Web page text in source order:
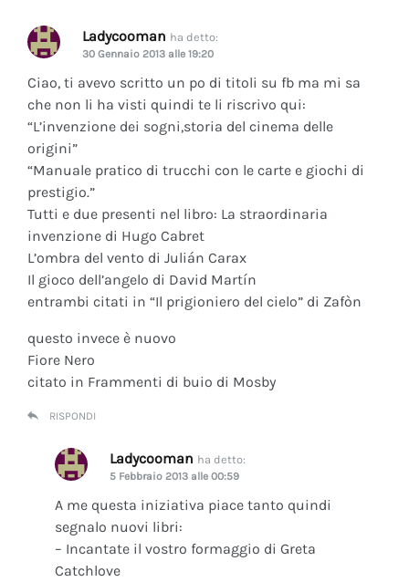
Ladycooman ha detto:
30 Gennaio 2013 alle 19:20
Ciao, ti avevo scritto un po di titoli su fb ma mi sa
che non li ha visti quindi te li riscrivo qui:
“L’invenzione dei sogni,storia del cinema delle
origini”
“Manuale pratico di trucchi con le carte e giochi di
prestigio.”
Tutti e due presenti nel libro: La straordinaria
invenzione di Hugo Cabret
L’ombra del vento di Julián Carax
Il gioco dell’angelo di David Martín
entrambi citati in “Il prigioniero del cielo” di Zafòn
questo invece è nuovo
Fiore Nero
citato in Frammenti di buio di Mosby
RISPONDI
Ladycooman ha detto:
5 Febbraio 2013 alle 00:59
A me questa iniziativa piace tanto quindi
segnalo nuovi libri:
– Incantate il vostro formaggio di Greta
Catchlove